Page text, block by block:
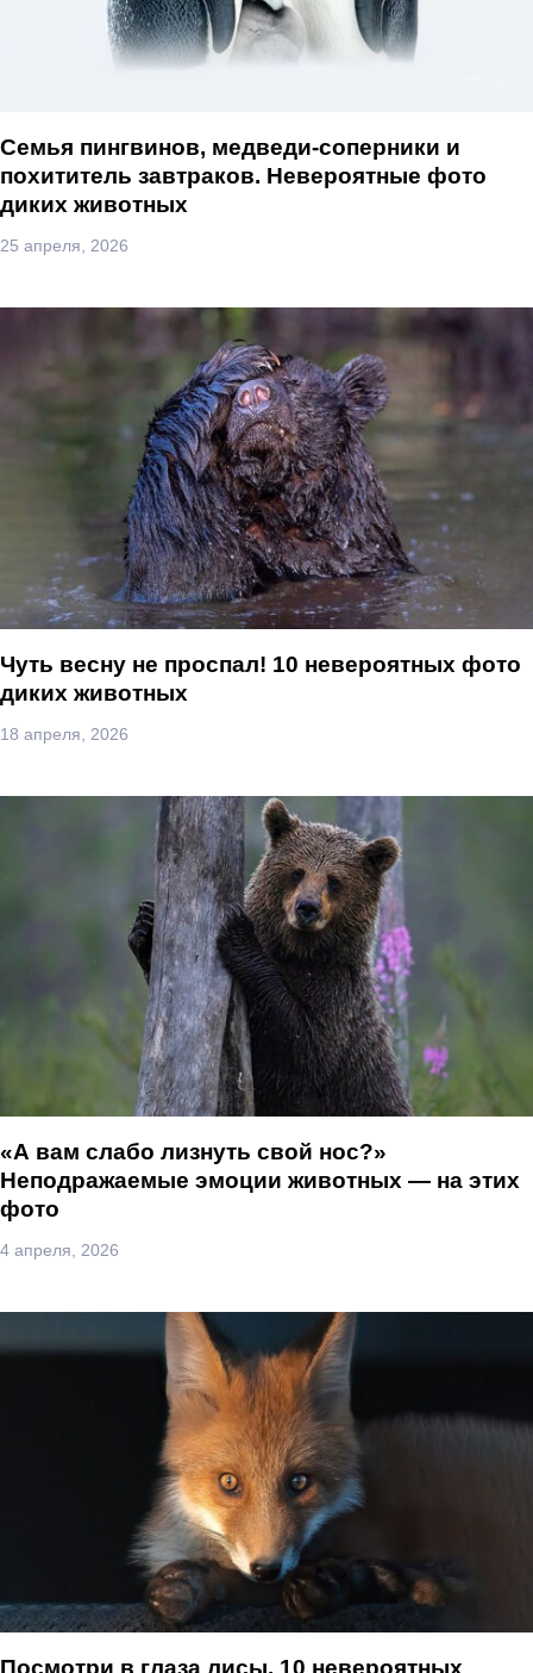
Семья пингвинов, медведи-соперники и
похититель завтраков. Невероятные фото
диких животных
25 апреля, 2026
Чуть весну не проспал! 10 невероятных фото
диких животных
18 апреля, 2026
«А вам слабо лизнуть свой нос?»
Неподражаемые эмоции животных — на этих
фото
4 апреля, 2026
Посмотри в глаза лисы. 10 невероятных